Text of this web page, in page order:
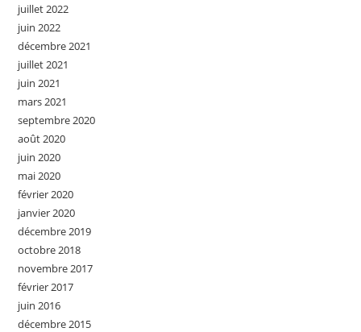
juillet 2022
juin 2022
décembre 2021
juillet 2021
juin 2021
mars 2021
septembre 2020
août 2020
juin 2020
mai 2020
février 2020
janvier 2020
décembre 2019
octobre 2018
novembre 2017
février 2017
juin 2016
décembre 2015